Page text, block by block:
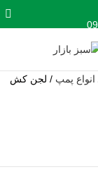
انواع پمپ
لجن کش